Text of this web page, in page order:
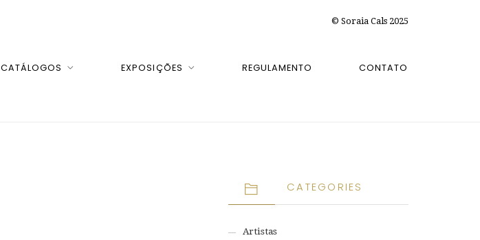
© Soraia Cals 2025
CATÁLOGOS EXPOSIÇÕES REGULAMENTO CONTATO
CATEGORIES
Artistas